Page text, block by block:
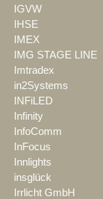
IGVW
IHSE
IMEX
IMG STAGE LINE
Imtradex
in2Systems
INFiLED
Infinity
InfoComm
InFocus
Innlights
insglück
Irrlicht GmbH